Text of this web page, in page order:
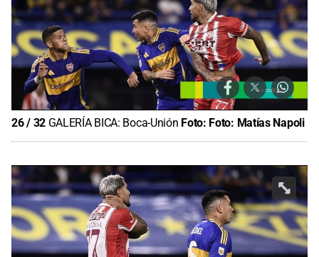
26/ 32 GALERÍA BICA: Boca-Unión Foto: Foto: Matías Napoli